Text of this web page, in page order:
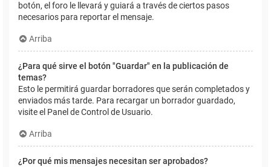
botón, el foro le llevará y guiará a través de ciertos pasos
necesarios para reportar el mensaje.
Arriba
¿Para qué sirve el botón "Guardar" en la publicación de
temas?
Esto le permitirá guardar borradores que serán completados y
enviados más tarde. Para recargar un borrador guardado,
visite el Panel de Control de Usuario.
Arriba
¿Por qué mis mensajes necesitan ser aprobados?